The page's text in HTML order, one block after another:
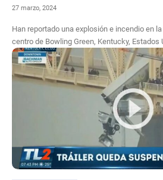
27 marzo, 2024
Han reportado una explosión e incendio en
centro de Bowling Green, Kentucky, Estados